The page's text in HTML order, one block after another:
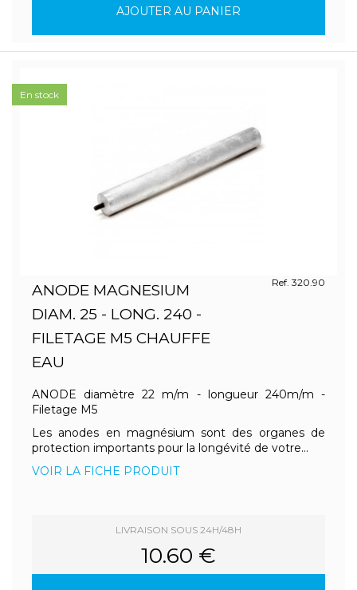
AJOUTER AU PANIER
ANODE MAGNESIUM
DIAM. 25 - LONG. 240 -
FILETAGE M5 CHAUFFE
EAU
Ref. 320.90
ANODE diamètre 22 m/m - longueur 240m/m -
Filetage M5
Les anodes en magnésium sont des organes de
protection importants pour la longévité de votre...
VOIR LA FICHE PRODUIT
LIVRAISON SOUS 24H/48H
10.60 €
En stock